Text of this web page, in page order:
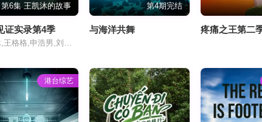
第6集 王凯沐的故事
证实录第4季
第4期完结
与海洋共舞 疼痛之王第二
港台综艺